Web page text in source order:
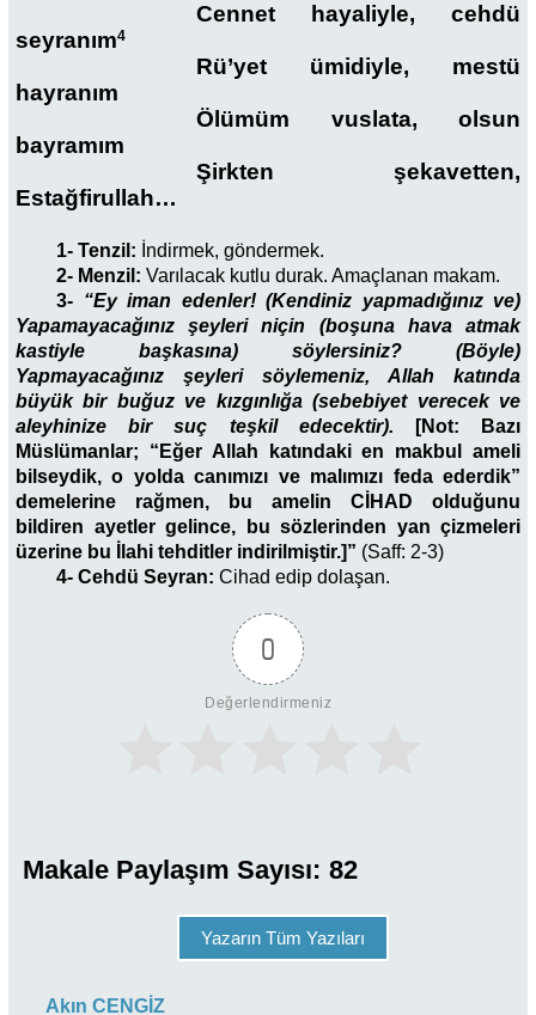
Cennet hayaliyle, cehdü
seyranım4
Rü’yet ümidiyle, mestü
hayranım
Ölümüm vuslata, olsun
bayramım
Şirkten şekavetten,
Estağfirullah…
1- Tenzil: İndirmek, göndermek.
2- Menzil: Varılacak kutlu durak. Amaçlanan makam.
3- “Ey iman edenler! (Kendiniz yapmadığınız ve)
Yapamayacağınız şeyleri niçin (boşuna hava atmak
kastiyle başkasına) söylersiniz? (Böyle)
Yapmayacağınız şeyleri söylemeniz, Allah katında
büyük bir buğuz ve kızgınlığa (sebebiyet verecek ve
aleyhinize bir suç teşkil edecektir).
[Not: Bazı
Müslümanlar; “Eğer Allah katındaki en makbul ameli
bilseydik, o yolda canımızı ve malımızı feda ederdik”
demelerine rağmen, bu amelin CİHAD olduğunu
bildiren ayetler gelince, bu sözlerinden yan çizmeleri
üzerine bu İlahi tehditler indirilmiştir.]” (Saff: 2-3)
4- Cehdü Seyran: Cihad edip dolaşan.
0
Değerlendirmeniz
Makale Paylaşım Sayısı: 82
Yazarın Tüm Yazıları
Akın CENGİZ